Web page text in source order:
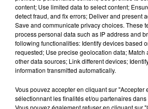
20h30
20h30 20h27
20h27
content; Use limited data to select content;
detect fraud, and fix errors; Deliver and present
Save and communicate privacy choices. These
process personal data such as IP address and
following functionalities: Identify devices based
requested; Use precise geolocation data; Match
other data sources; Link different devices;
information transmitted automatically.
Vous pouvez accepter en cliquant sur "Accepter
sélectionnant les finalités et/ou partenaires dans
Vous pouvez également refuser en cliquant sur